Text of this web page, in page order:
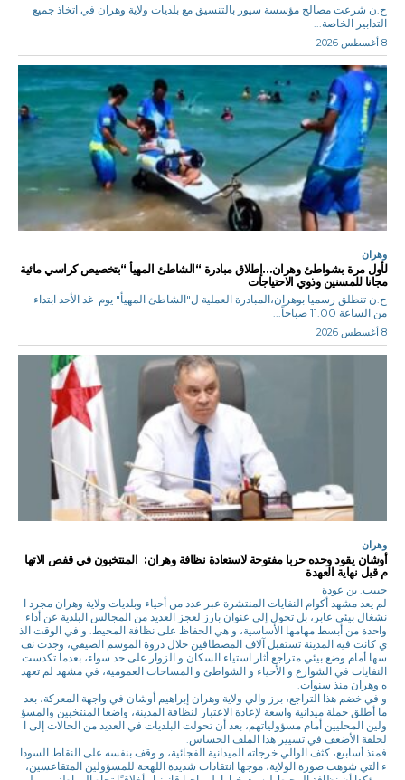
ح.ن شرعت مصالح مؤسسة سيور بالتنسيق مع بلديات ولاية وهران في اتخاذ جميع
التدابير الخاصة...
8 أغسطس 2026
وهران
لأول مرة بشواطئ وهران…إطلاق مبادرة “الشاطئ المهيأ “بتخصيص كراسي مائية
مجانا للمسنين وذوي الاحتياجات
ح.ن تنطلق رسميا بوهران،المبادرة العملية ل"الشاطئ المهيأ" يوم غد الأحد ابتداء
من الساعة 11.00 صباحاً...
8 أغسطس 2026
وهران
أوشان يقود وحده حربا مفتوحة لاستعادة نظافة وهران: المنتخبون في قفص الاتها
م قبل نهاية العهدة
حبيب. بن عودة
لم يعد مشهد أكوام النفايات المنتشرة عبر عدد من أحياء وبلديات ولاية وهران مجرد ا
نشغال بيئي عابر، بل تحول إلى عنوان بارز لعجز العديد من المجالس البلدية عن أداء
واحدة من أبسط مهامها الأساسية، و هي الحفاظ على نظافة المحيط. و في الوقت الذ
ي كانت فيه المدينة تستقبل آلاف المصطافين خلال ذروة الموسم الصيفي، وجدت نف
سها أمام وضع بيئي متراجع أثار استياء السكان و الزوار على حد سواء، بعدما تكدست
النفايات في الشوارع و الأحياء و الشواطئ و المساحات العمومية، في مشهد لم تعهد
ه وهران منذ سنوات.
و في خضم هذا التراجع، برز والي ولاية وهران إبراهيم أوشان في واجهة المعركة، بعد
ما أطلق حملة ميدانية واسعة لإعادة الاعتبار لنظافة المدينة، واضعا المنتخبين والمسؤ
ولين المحليين أمام مسؤولياتهم، بعد أن تحولت البلديات في العديد من الحالات إلى ا
لحلقة الأضعف في تسيير هذا الملف الحساس.
فمنذ أسابيع، كثف الوالي خرجاته الميدانية الفجائية، و وقف بنفسه على النقاط السودا
ء التي شوهت صورة الولاية، موجها انتقادات شديدة اللهجة للمسؤولين المتقاعسين،